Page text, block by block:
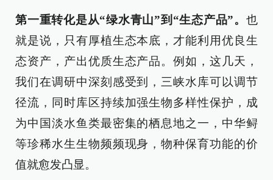
第一重转化是从“绿水青山”到“生态产品”。 也
就是说，只有厚植生态本底，才能利用优良生
态资产，产出优质生态产品。例如，这几天，
我们在调研中深刻感受到，三峡水库可以调节
径流，同时库区持续加强生物多样性保护，成
为中国淡水鱼类最密集的栖息地之一，中华鲟
等珍稀水生生物频频现身，物种保育功能的价
值就愈发凸显。